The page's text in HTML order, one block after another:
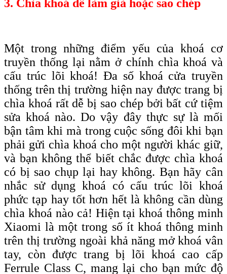
3. Chìa khoá dễ làm giả hoặc sao chép
Một trong những điểm yếu của khoá cơ
truyền thống lại nằm ở chính chìa khoá và
cấu trúc lõi khoá! Đa số khoá cửa truyền
thống trên thị trường hiện nay được trang bị
chìa khoá rất dễ bị sao chép bởi bất cứ tiệm
sửa khoá nào. Do vậy đây thực sự là mối
bận tâm khi mà trong cuộc sống đôi khi bạn
phải gửi chìa khoá cho một người khác giữ,
và bạn không thể biết chắc được chìa khoá
có bị sao chụp lại hay không. Bạn hãy cân
nhắc sử dụng khoá có cấu trúc lõi khoá
phức tạp hay tốt hơn hết là không cần dùng
chìa khoá nào cả! Hiện tại khoá thông minh
Xiaomi là một trong số ít khoá thông minh
trên thị trường ngoài khả năng mở khoá vân
tay, còn được trang bị lõi khoá cao cấp
Ferrule Class C, mang lại cho bạn mức độ